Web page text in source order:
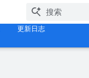
更新日志